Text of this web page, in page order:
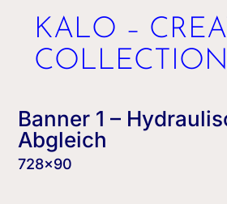
KALO –
COLLECTION
Banner 1 –
Abgleich
728×90